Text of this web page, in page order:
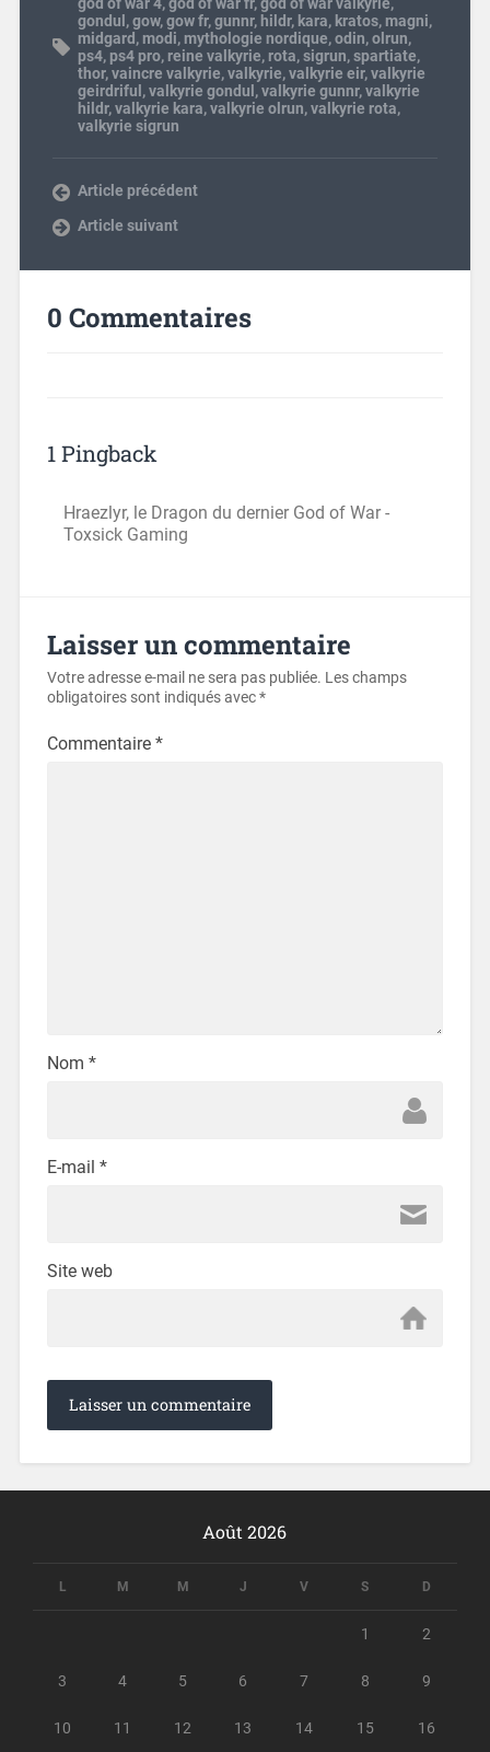
gondul ,gow,gow fr,gunnr, hildr, kara, kratos, magni,
midgard , modi, mythologie nordique,odin,olrun,
ps4, ps4 pro, reine valkyrie, rota,sigrun,spartiate,
thor,vaincre valkyrie,valkyrie,valkyrie eir,valkyrie
geirdriful ,valkyrie gondul ,valkyrie gunnr,valkyrie
hildr,valkyrie kara,valkyrie olrun,valkyrie rota,
valkyrie sigrun
Article précédent
Article suivant
0 Commentaires
1 Pingback
Hraezlyr, le Dragon du dernier God of War -
Toxsick Gaming
Laisser un commentaire
Votre adresse e-mail ne sera pas publiée. Les champs
obligatoires sont indiqués avec*
Commentaire *
Nom *
E-mail *
Site web
Août 2026
L M M J V S D
1 2
3 4 5 6 7 8 9
10 11 12 13 14 15 16